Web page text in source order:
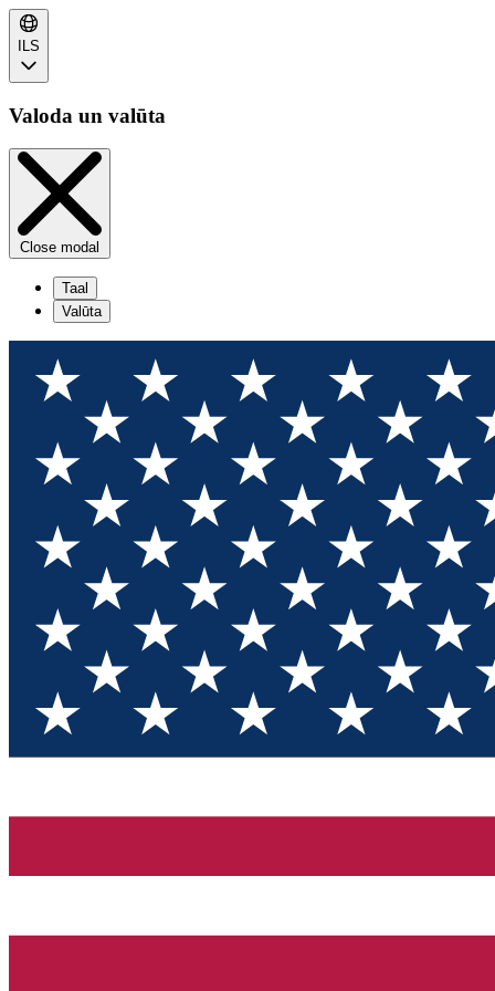
ILS
Valoda un valūta
Close modal
Taal
Valūta